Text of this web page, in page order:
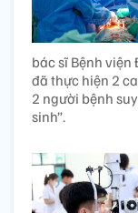
bác sĩ Bệnh viện
đã thực hiện 2
2 người bệnh
sinh”.